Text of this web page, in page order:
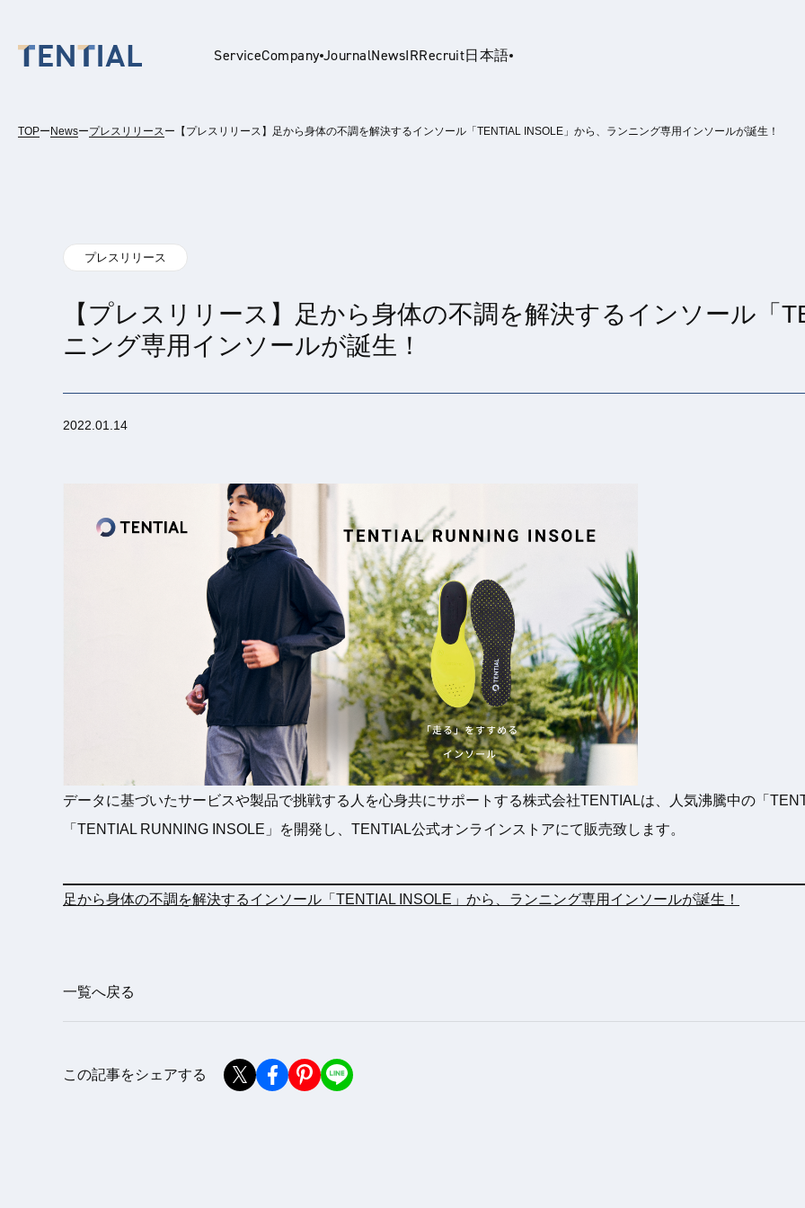
ServiceCompanyJournalNewsIRRecruit日本語
English
TOPー Newsープレスリリースー 【プレスリリース】足から身体の不調を解決するインソール「TENTIAL INSOLE」から、ランニング専用インソールが誕生！
プレスリリース
【プレスリリース】足から身体の不調を解決するインソール「
ニング専用インソールが誕生！
2022.01.14
データに基づいたサービスや製品で挑戦する人を心身共にサポートする株式会社TENTIALは、人気沸騰中の「
「TENTIAL RUNNING INSOLE」を開発し、TENTIAL公式オンラインストアにて販売致します。
足から身体の不調を解決するインソール「TENTIAL INSOLE」から、ランニング専用インソールが誕生！
一覧へ戻る
この記事をシェアする